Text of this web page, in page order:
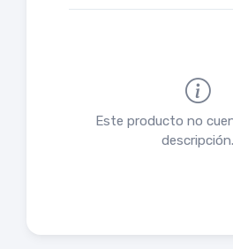
Este producto no
descripción.